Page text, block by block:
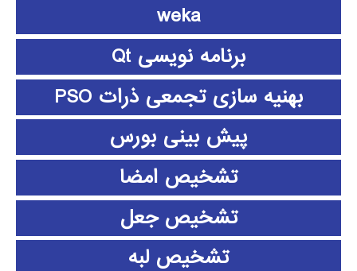
weka
برنامه نویسی Qt
بهنیه سازی تجمعی ذرات PSO
پیش بینی بورس
تشخیص امضا
تشخیص جعل
تشخیص لبه